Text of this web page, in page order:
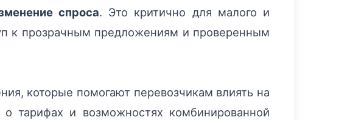
спроса. Это критично для малого и
к прозрачным предложениям и проверенным
которые помогают перевозчикам влиять на
тарифах и возможностях комбинированной